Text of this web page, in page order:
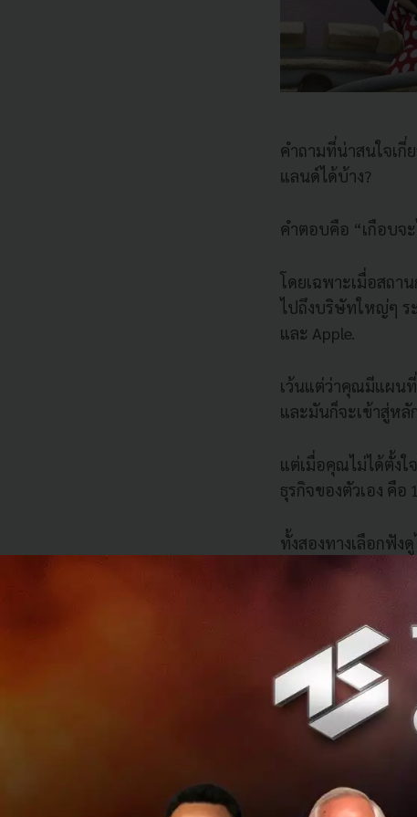
คำถามที่น่าสนใจเกี่
แลนด์ได้บ้าง?
คำตอบคือ “เกือบจ
โดยเฉพาะเมื่อสถา
ไปถึงบริษัทใหญ่ๆ ร
และ Apple.
เว้นแต่ว่าคุณมีแผน
และมันก็จะเข้าสู่หลั
แต่เมื่อคุณไม่ได้ตั้ง
ธุรกิจของตัวเอง คื
ทั้งสองทางเลือกฟัง
บริษัทใหญ่ๆ มีประ
มีจุดถ่วงดุลทางการ
ในขณะที่สตาร์ทอัป
ดังนั้น พฤติกรรมที่